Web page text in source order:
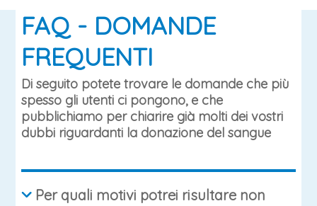
FAQ - DOMANDE
FREQUENTI
Di seguito potete trovare le domande che più
spesso gli utenti ci pongono, e che
pubblichiamo per chiarire già molti dei vostri
dubbi riguardanti la donazione del sangue
Per quali motivi potrei risultare non